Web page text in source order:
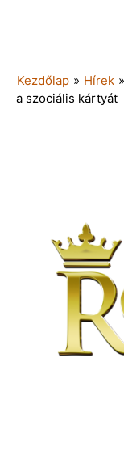
Kezdőlap » Hírek »
a szociális kártyát